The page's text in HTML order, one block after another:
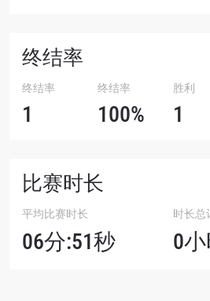
终结率
终结率
1
终结率
100%
胜利
1
比赛时长
平均比赛时长
06分:51秒
时长总
0